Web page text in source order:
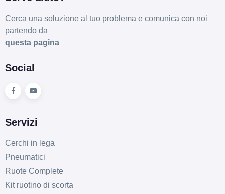
Cerca una soluzione al tuo problema e comunica con noi
partendo da
questa pagina
Social
Servizi
Cerchi in lega
Pneumatici
Ruote Complete
Kit ruotino di scorta